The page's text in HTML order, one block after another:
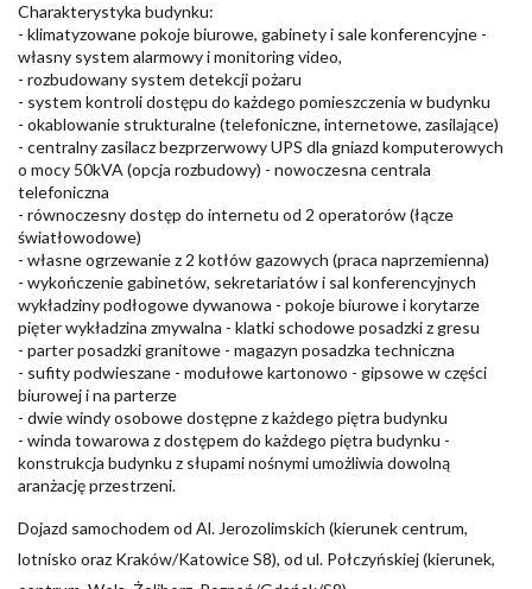
Charakterystyka budynku:
- klimatyzowane pokoje biurowe, gabinety i sale konferencyjne -
własny system alarmowy i monitoring video,
- rozbudowany system detekcji pożaru
- system kontroli dostępu do każdego pomieszczenia w budynku
- okablowanie strukturalne (telefoniczne, internetowe, zasilające)
- centralny zasilacz bezprzerwowy UPS dla gniazd komputerowych
o mocy 50kVA (opcja rozbudowy) - nowoczesna centrala
telefoniczna
- równoczesny dostęp do internetu od 2 operatorów (łącze
światłowodowe)
- własne ogrzewanie z 2 kotłów gazowych (praca naprzemienna)
- wykończenie gabinetów, sekretariatów i sal konferencyjnych
wykładziny podłogowe dywanowa - pokoje biurowe i korytarze
pięter wykładzina zmywalna - klatki schodowe posadzki z gresu
- parter posadzki granitowe - magazyn posadzka techniczna
- sufity podwieszane - modułowe kartonowo - gipsowe w części
biurowej i na parterze
- dwie windy osobowe dostępne z każdego piętra budynku
- winda towarowa z dostępem do każdego piętra budynku -
konstrukcja budynku z słupami nośnymi umożliwia dowolną
aranżację przestrzeni.
Dojazd samochodem od Al. Jerozolimskich (kierunek centrum,
lotnisko oraz Kraków/Katowice S8), od ul. Połczyńskiej (kierunek,